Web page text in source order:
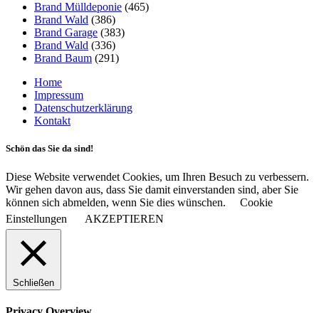
Brand Mülldeponie (465)
Brand Wald (386)
Brand Garage (383)
Brand Wald (336)
Brand Baum (291)
Home
Impressum
Datenschutzerklärung
Kontakt
Schön das Sie da sind!
Diese Website verwendet Cookies, um Ihren Besuch zu verbessern.
Wir gehen davon aus, dass Sie damit einverstanden sind, aber Sie
können sich abmelden, wenn Sie dies wünschen.
Cookie
Einstellungen
AKZEPTIEREN
Schließen